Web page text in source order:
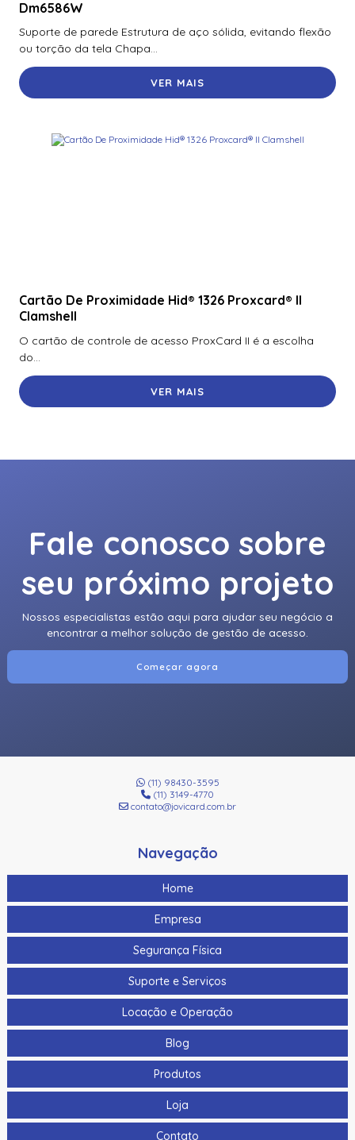
Dm6586W
Suporte de parede Estrutura de aço sólida, evitando flexão
ou torção da tela Chapa...
VER MAIS
Cartão De Proximidade Hid® 1326 Proxcard® II
Clamshell
O cartão de controle de acesso ProxCard II é a escolha
do...
VER MAIS
Fale conosco sobre
seu próximo projeto
Nossos especialistas estão aqui para ajudar seu negócio a
encontrar a melhor solução de gestão de acesso.
Começar agora
(11) 98430-3595
(11) 3149-4770
contato@jovicard.com.br
Navegação
Home
Empresa
Segurança Física
Suporte e Serviços
Locação e Operação
Blog
Produtos
Loja
Contato